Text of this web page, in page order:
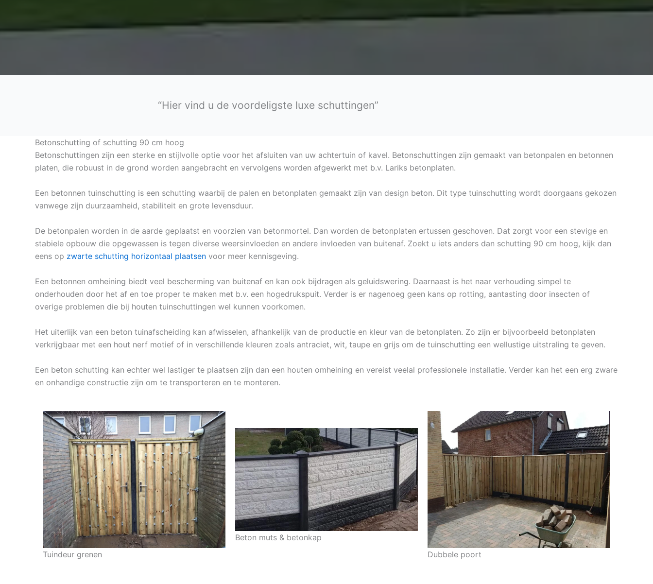
“Hier vind u de voordeligste luxe schuttingen”
Betonschutting of schutting 90 cm hoog
Betonschuttingen zijn een sterke en stijlvolle optie voor het afsluiten van uw achtertuin of kavel. Betonschuttingen zijn gemaakt van betonpalen en betonnen
platen, die robuust in de grond worden aangebracht en vervolgens worden afgewerkt met b.v. Lariks betonplaten.
Een betonnen tuinschutting is een schutting waarbij de palen en betonplaten gemaakt zijn van design beton. Dit type tuinschutting wordt doorgaans gekozen
vanwege zijn duurzaamheid, stabiliteit en grote levensduur.
De betonpalen worden in de aarde geplaatst en voorzien van betonmortel. Dan worden de betonplaten ertussen geschoven. Dat zorgt voor een stevige en
stabiele opbouw die opgewassen is tegen diverse weersinvloeden en andere invloeden van buitenaf. Zoekt u iets anders dan schutting 90 cm hoog, kijk dan
eens op zwarte schutting horizontaal plaatsen voor meer kennisgeving.
Een betonnen omheining biedt veel bescherming van buitenaf en kan ook bijdragen als geluidswering. Daarnaast is het naar verhouding simpel te
onderhouden door het af en toe proper te maken met b.v. een hogedrukspuit. Verder is er nagenoeg geen kans op rotting, aantasting door insecten of
overige problemen die bij houten tuinschuttingen wel kunnen voorkomen.
Het uiterlijk van een beton tuinafscheiding kan afwisselen, afhankelijk van de productie en kleur van de betonplaten. Zo zijn er bijvoorbeeld betonplaten
verkrijgbaar met een hout nerf motief of in verschillende kleuren zoals antraciet, wit, taupe en grijs om de tuinschutting een wellustige uitstraling te geven.
Een beton schutting kan echter wel lastiger te plaatsen zijn dan een houten omheining en vereist veelal professionele installatie. Verder kan het een erg zware
en onhandige constructie zijn om te transporteren en te monteren.
Tuindeur grenen
Beton muts & betonkap
Dubbele poort